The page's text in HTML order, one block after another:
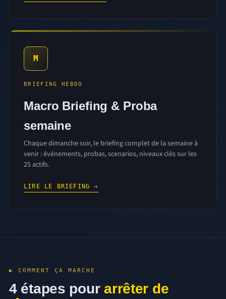
M
BRIEFING HEBDO
Macro Briefing & Proba
semaine
Chaque dimanche soir, le briefing complet de la semaine à
venir : événements, probas, scenarios, niveaux clés sur les
25 actifs.
LIRE LE BRIEFING →
▶ COMMENT ÇA MARCHE
4 étapes pourarrêter de